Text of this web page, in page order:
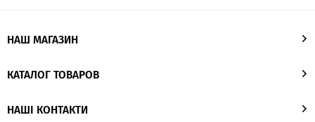
НАШ МАГАЗИН
КАТАЛОГ ТОВАРОВ
НАШІ КОНТАКТИ